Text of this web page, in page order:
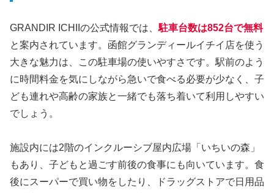
GRANDIR ICHIIの公式情報では、 駐車台数は852台で無料
と案内されています。函館グランディールイチイ店を使う
大きな魅力は、この駐車場の使いやすさです。駅前のよう
に時間料金を気にしながら急いで食べる必要が少なく、子
ども連れや高齢の家族と一緒でも落ち着いて利用しやすい
でしょう。
施設内には2階のインクルーシブ屋内広場「いちいの森」
もあり、子どもと過ごす前後の食事にも向いています。食
後にスーパーで買い物をしたり、ドラッグストアで日用品